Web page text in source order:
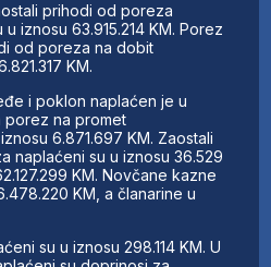
prihodi od poreza
iznosu 63.915.214 KM. Porez
od poreza na dobit
KM.
i poklon naplaćen je u
porez na promet
6.871.697 KM. Zaostali
naplaćeni su u iznosu 36.529
KM. Novčane kazne
KM, a članarine u
su u iznosu 298.114 KM. U